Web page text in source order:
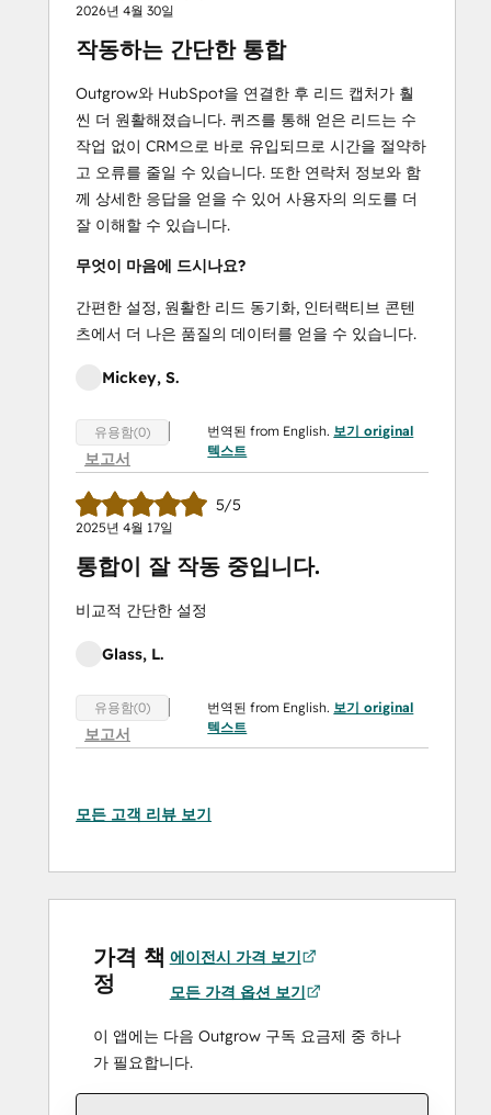
2026년 4월 30일
작동하는 간단한 통합
Outgrow와 HubSpot을 연결한 후 리드 캡처가 훨
씬 더 원활해졌습니다. 퀴즈를 통해 얻은 리드는 수
작업 없이 CRM으로 바로 유입되므로 시간을 절약하
고 오류를 줄일 수 있습니다. 또한 연락처 정보와 함
께 상세한 응답을 얻을 수 있어 사용자의 의도를 더
잘 이해할 수 있습니다.
무엇이 마음에 드시나요?
간편한 설정, 원활한 리드 동기화, 인터랙티브 콘텐
츠에서 더 나은 품질의 데이터를 얻을 수 있습니다.
Mickey, S.
유용함(0)
보고서
번역된 from English.보기 original
텍스트
5/5
2025년 4월 17일
통합이 잘 작동 중입니다.
비교적 간단한 설정
Glass, L.
유용함(0)
보고서
번역된 from English. 보기 original
텍스트
모든 고객 리뷰 보기
가격 책
정
에이전시 가격 보기
모든 가격 옵션 보기
이 앱에는 다음 Outgrow 구독 요금제 중 하나
가 필요합니다.